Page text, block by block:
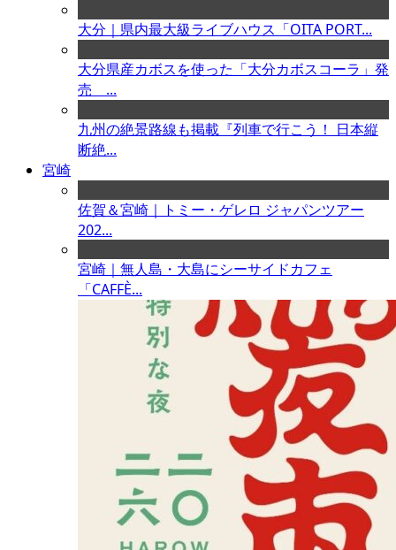
大分｜県内最大級ライブハウス「OITA PORT...
大分県産カボスを使った「大分カボスコーラ」発
売 ...
九州の絶景路線も掲載『列車で行こう！ 日本縦
断絶...
宮崎
佐賀＆宮崎｜トミー・ゲレロ ジャパンツアー
202...
宮崎｜無人島・大島にシーサイドカフェ
「CAFFÈ...